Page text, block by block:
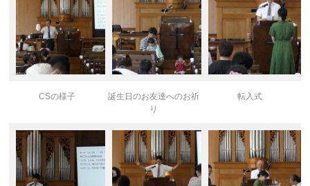
CSの様子
誕生日のお友達へのお祈
り
転入式